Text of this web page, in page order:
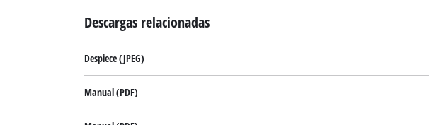
Descargas relacionadas
Despiece (JPEG)
Manual (PDF)